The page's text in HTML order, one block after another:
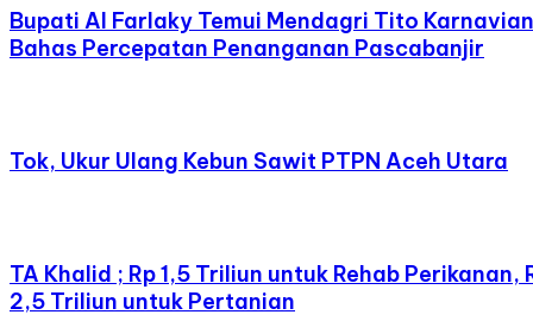
Bupati Al Farlaky Temui Mendagri Tito Karnavian
Bahas Percepatan Penanganan Pascabanjir
Tok, Ukur Ulang Kebun Sawit PTPN Aceh Utara
TA Khalid ; Rp 1,5 Triliun untuk Rehab Perikanan,
2,5 Triliun untuk Pertanian